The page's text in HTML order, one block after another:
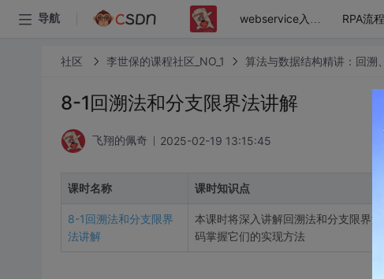
导航 webservice入门到精通实战教程
社区 李世保的课程社区_NO_1 算法与数据结构精讲：回溯
8-1回溯法和分支限界法讲解
飞翔的佩奇 2025-02-19 13:15:45
课时名称 课时知识点
8-1回溯法和分支限界
法讲解
本课时将深入讲解回溯法和分支限界
码掌握它们的实现方法